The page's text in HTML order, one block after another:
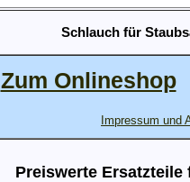
Schlauch für
Zum Onlineshop
Impressum und
Preiswerte